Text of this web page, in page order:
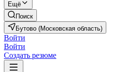
Ещё
Поиск
Бутово (Московская область)
Войти
Войти
Создать резюме